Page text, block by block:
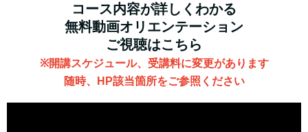
コース内容が詳しくわかる
無料動画オリエンテーション
ご視聴はこちら
※開講スケジュール、受講料に変更があります
随時、HP該当箇所をご参照ください